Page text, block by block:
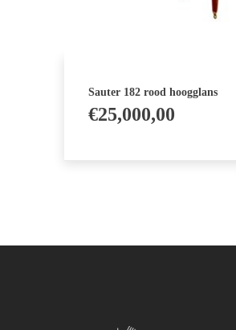
Sauter 182 rood hoogglans
€25,000,00